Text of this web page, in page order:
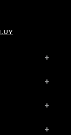
+
+
+
+